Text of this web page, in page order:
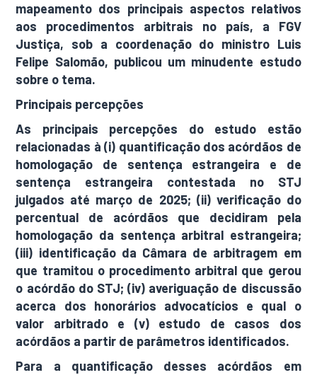
mapeamento dos principais aspectos relativos
aos procedimentos arbitrais no país, a FGV
Justiça, sob a coordenação do ministro Luis
Felipe Salomão, publicou um minudente estudo
sobre o tema.
Principais percepções
As principais percepções do estudo estão
relacionadas à (i) quantificação dos acórdãos de
homologação de sentença estrangeira e de
sentença estrangeira contestada no STJ
julgados até março de 2025; (ii) verificação do
percentual de acórdãos que decidiram pela
homologação da sentença arbitral estrangeira;
(iii) identificação da Câmara de arbitragem em
que tramitou o procedimento arbitral que gerou
o acórdão do STJ; (iv) averiguação de discussão
acerca dos honorários advocatícios e qual o
valor arbitrado e (v) estudo de casos dos
acórdãos a partir de parâmetros identificados.
Para a quantificação desses acórdãos em